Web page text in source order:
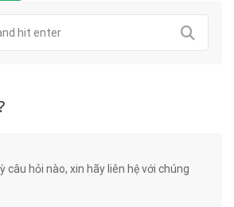
câu hỏi nào, xin hãy liên hệ với chúng